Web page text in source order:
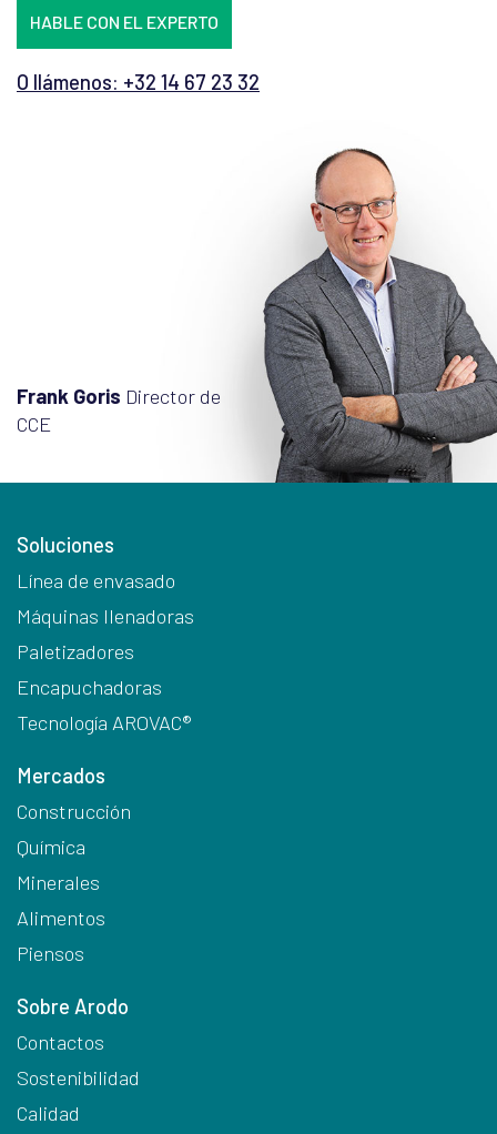
HABLE CON EL EXPERTO
O llámenos: +32 14 67 23 32
Frank Goris Director de
CCE
Soluciones
Línea de envasado
Máquinas llenadoras
Paletizadores
Encapuchadoras
Tecnología AROVAC®
Mercados
Construcción
Química
Minerales
Alimentos
Piensos
Sobre Arodo
Contactos
Sostenibilidad
Calidad